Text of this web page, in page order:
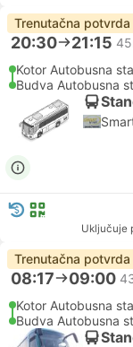
Trenutačna potvrda
20:30 21:15
Kotor Autobusna
Budva Autobusna
Uključuje
Trenutačna potvrda
08:17 09:00
Kotor Autobusna
Budva Autobusna